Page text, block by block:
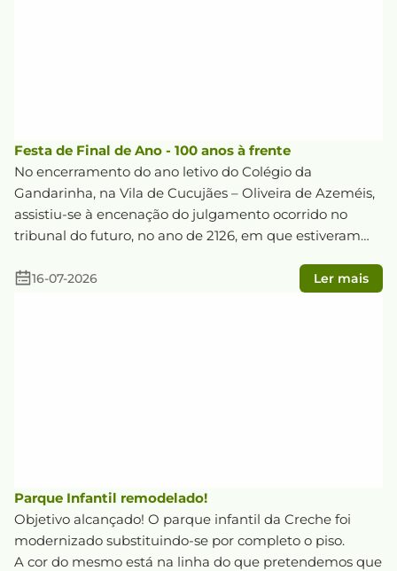
Festa de Final de Ano - 100 anos à frente
No encerramento do ano letivo do Colégio da
Gandarinha, na Vila de Cucujães – Oliveira de Azeméis,
assistiu-se à encenação do julgamento ocorrido no
tribunal do futuro, no ano de 2126, em que estiveram
o planeta Terra, a nossa casa comum.
16-07-2026 Ler mais
Parque Infantil remodelado!
Objetivo alcançado! O parque infantil da Creche foi
modernizado substituindo-se por completo o piso.
A cor do mesmo está na linha do que pretendemos que